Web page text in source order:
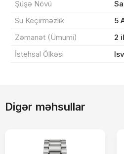
Şüşə Növü
Su Keçirməzlik
5
Zəmanət (Ümumi)
2 il
İstehsal Ölkəsi
Digər məhsullar
Yekun məbləğ OK